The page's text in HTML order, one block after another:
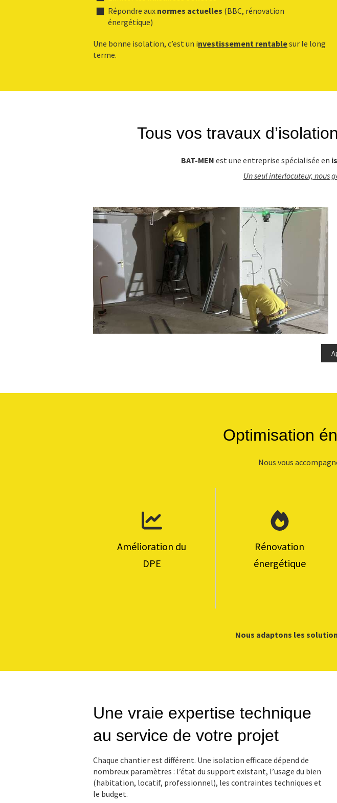
Répondre aux normes actuelles (BBC, rénovation
énergétique)
Une bonne isolation, c’est un investissement rentablesur le long
terme.
Tous vos travaux
BAT-MEN est une entreprise spécialisée en
Un seul interlocuteur, nous
Optimisation
Nous vous
Amélioration du
DPE
Rénovation
énergétique
Nous adaptons les
Une vraie expertise technique
au service de votre projet
Chaque chantier est différent. Une isolation efficace dépend de
nombreux paramètres : l’état du support existant, l’usage du bien
(habitation, locatif, professionnel), les contraintes techniques et
le budget.